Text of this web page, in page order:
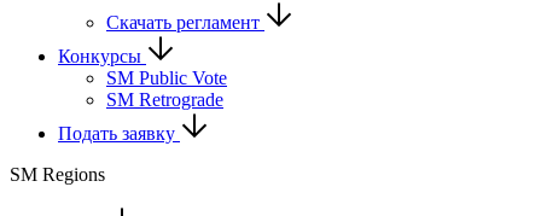
Скачать регламент
Конкурсы
SM Public Vote
SM Retrograde
Подать заявку
SM Regions